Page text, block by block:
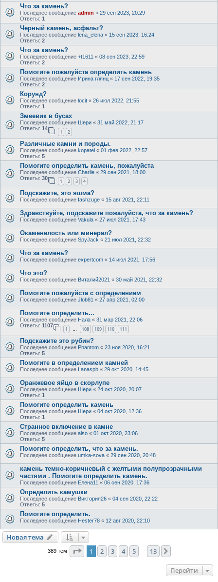
Что за камень?
Последнее сообщение admin « 29 сен 2023, 20:29
Ответы: 1
Черный камень, асфальт?
Последнее сообщение lena_elena « 15 сен 2023, 16:24
Ответы: 2
Что за камень?
Последнее сообщение +t1611 « 08 сен 2023, 22:59
Ответы: 2
Помогите пожалуйста определить камень
Последнее сообщение Ирина глянц « 17 сен 2022, 19:35
Ответы: 2
Корунд?
Последнее сообщение locit « 26 июл 2022, 21:55
Ответы: 1
Змеевик в бусах
Последнее сообщение Шери « 31 май 2022, 21:17
Ответы: 14
1 2
Различные камни и породы.
Последнее сообщение kopatel « 01 фев 2022, 22:57
Ответы: 5
Помогите определить камень, пожалуйста
Последнее сообщение Charlie « 29 сен 2021, 18:00
Ответы: 30
1 2 3 4
Подскажите, это яшма?
Последнее сообщение fashzuge « 15 авг 2021, 22:11
Здравствуйте, подскажите пожалуйста, что за камень?
Последнее сообщение Vakula « 27 июл 2021, 17:43
Окаменелость или минерал?
Последнее сообщение SpyJack « 21 июл 2021, 22:32
Что за камень?
Последнее сообщение expertcom « 14 июл 2021, 17:56
Что это?
Последнее сообщение Виталий2021 « 30 май 2021, 22:32
Помогите пожалуйста с определением
Последнее сообщение Jlob81 « 27 апр 2021, 02:00
Помогите определить...
Последнее сообщение Нала « 31 мар 2021, 22:06
Ответы: 1107
1 … 108 109 110 111
Подскажите это рубин?
Последнее сообщение Phantom « 23 ноя 2020, 16:21
Ответы: 5
Помогите в определением камней
Последнее сообщение Lanaspb « 29 окт 2020, 14:45
Оранжевое яйцо в скорлупе
Последнее сообщение Шери « 24 окт 2020, 20:07
Ответы: 1
Помогите определить камень
Последнее сообщение Шери « 04 окт 2020, 12:36
Ответы: 1
Странное включение в камне
Последнее сообщение also « 01 окт 2020, 23:06
Ответы: 5
Помогите определить, что за камень.
Последнее сообщение umka-sova « 29 сен 2020, 20:48
камень темно-коричневый с желтыми полупрозрачными
частями . Помогите определить камень.
Последнее сообщение Елена11 « 06 сен 2020, 17:36
Определить камушки
Последнее сообщение Виктория26 « 04 сен 2020, 22:22
Ответы: 5
Помогите определить.
Последнее сообщение Hester78 « 12 авг 2020, 22:10
Новая тема
389 тем Страница из 13
1 2 3 4 5 13
Перейти